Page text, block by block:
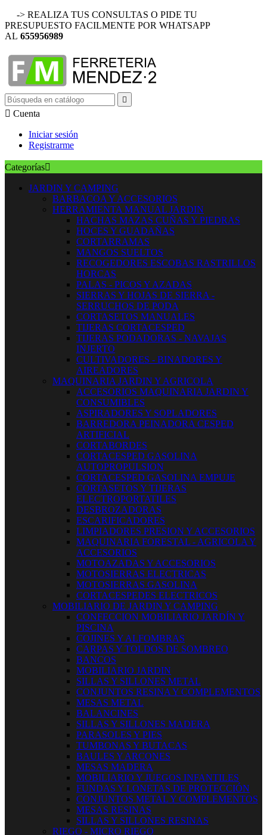
-> REALIZA TUS CONSULTAS O PIDE TU
PRESUPUESTO FACILMENTE POR WHATSAPP
AL 655956989

 Cuenta
Iniciar sesión
Registrarme
Categorías
JARDIN Y CAMPING
BARBACOA Y ACCESORIOS
HERRAMIENTA MANUAL JARDIN
HACHAS MAZAS CUÑAS Y PIEDRAS
HOCES Y GUADAÑAS
CORTARRAMAS
MANGOS SUELTOS
RECOGEDORES ESCOBAS RASTRILLOS
HORCAS
PALAS - PICOS Y AZADAS
SIERRAS Y HOJAS DE SIERRA -
SERRUCHOS DE PODA
CORTASETOS MANUALES
TIJERAS CORTACESPED
TIJERAS PODADORAS - NAVAJAS
INJERTO
CULTIVADORES - BINADORES Y
AIREADORES
MAQUINARIA JARDIN Y AGRICOLA
ACCESORIOS MAQUINARIA JARDIN Y
CONSUMIBLES
ASPIRADORES Y SOPLADORES
BARREDORA PEINADORA CESPED
ARTIFICIAL
CORTABORDES
CORTACESPED GASOLINA
AUTOPROPULSION
CORTACESPED GASOLINA EMPUJE
CORTASETOS Y TIJERAS
ELECTROPORTATILES
DESBROZADORAS
ESCARIFICADORES
LIMPIADORES PRESION Y ACCESORIOS
MAQUINARIA FORESTAL - AGRICOLA Y
ACCESORIOS
MOTOAZADAS Y ACCESORIOS
MOTOSIERRAS ELECTRICAS
MOTOSIERRAS GASOLINA
CORTACESPEDES ELECTRICOS
MOBILIARIO DE JARDIN Y CAMPING
CONFECCION MOBILIARIO JARDÍN Y
PISCINA
COJINES Y ALFOMBRAS
CARPAS Y TOLDOS DE SOMBREO
BANCOS
MOBILIARIO JARDIN
SILLAS Y SILLONES METAL
CONJUNTOS RESINA Y COMPLEMENTOS
MESAS METAL
BALANCINES
SILLAS Y SILLONES MADERA
PARASOLES Y PIES
TUMBONAS Y BUTACAS
BAULES Y ARCONES
MESAS MADERA
MOBILIARIO Y JUEGOS INFANTILES
FUNDAS Y LONETAS DE PROTECCIÓN
CONJUNTOS METAL Y COMPLEMENTOS
MESAS RESINAS
SILLAS Y SILLONES RESINAS
RIEGO - MICRO RIEGO